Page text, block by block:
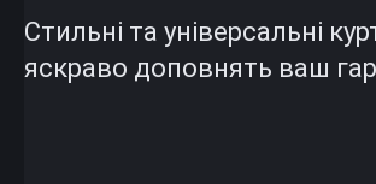
Стильні та універсальні
яскраво доповнять ваш